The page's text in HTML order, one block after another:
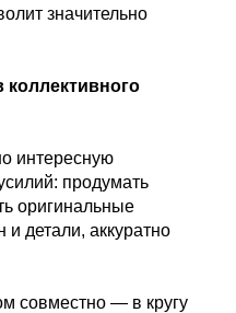
значительно
интересную
продумать
оригинальные
детали, аккуратно
совместно — в кругу